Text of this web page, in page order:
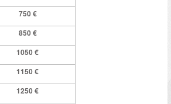
750€
850 €
1050€
1150€
1250€